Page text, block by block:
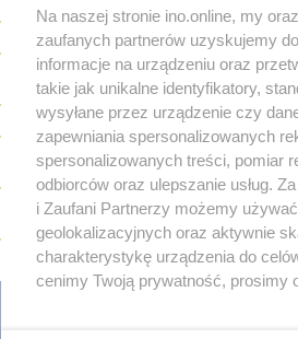
08-04 Połowa wakacji na drogach. Policja
08-04 Wroński do radnych: Zamiast
zajmijcie się gospodarką
08-04 Darrell Harris: Możemy nawiązać
Zarzut dla kierowcy Mercedesa po
NAS
Sen o potędze. Nowy utwór rapera z
08-03 Widziałeś ten wypadek? Policja
08-03 Masowe kontrole na drogach.
alkoholu
Na naszej stronie ino.online, my
zaufanych partnerów uzyskujemy
informacje na urządzeniu oraz
takie jak unikalne identyfikatory,
wysyłane przez urządzenie czy
zapewniania spersonalizowanych
spersonalizowanych treści, pomiar
odbiorców oraz ulepszanie usług.
i Zaufani Partnerzy możemy
geolokalizacyjnych oraz aktywnie
charakterystykę urządzenia do
cenimy Twoją prywatność, prosimy